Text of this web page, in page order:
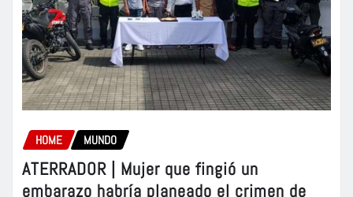
HOME MUNDO
ATERRADOR | Mujer que fingió un
embarazo habría planeado el crimen de